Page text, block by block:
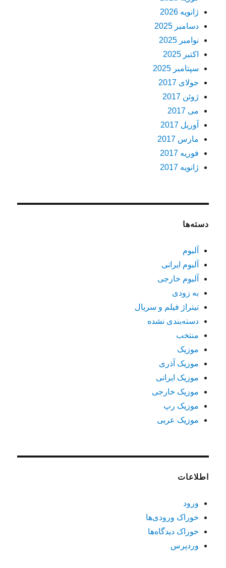
ژانویه 2026
دسامبر 2025
نوامبر 2025
اکتبر 2025
سپتامبر 2025
جولای 2017
ژوئن 2017
می 2017
آوریل 2017
مارس 2017
فوریه 2017
ژانویه 2017
دسته‌ها
آلبوم
آلبوم ایرانی
آلبوم خارجی
به زودی
تیتراژ فیلم و سریال
دسته‌بندی نشده
منتخب
موزیک
موزیک آذری
موزیک ایرانی
موزیک خارجی
موزیک رپ
موزیک عربی
اطلاعات
ورود
خوراک ورودی‌ها
خوراک دیدگاه‌ها
وردپرس